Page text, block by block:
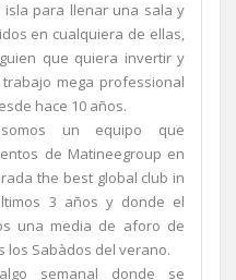
isla para llenar una sala y
en cualquiera de ellas,
que quiera invertir y
mega professional
hace 10 años.
un equipo que
de Matineegroup en
the best global club in
3 años y donde el
una media de aforo de
los Sabàdos del verano.
semanal donde se